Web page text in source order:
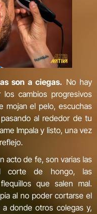
son a ciegas. No hay
cambios progresivos
mojan el pelo, escuchas
al rededor de tu
Impala y listo, una vez
acto de fe, son varias las
corte de hongo, las
que salen mal.
al no poder cortarse el
donde otros colegas y,